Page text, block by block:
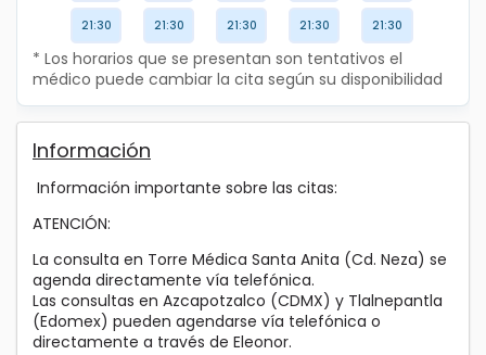
21:30 21:30 21:30 21:30 21:30
* Los horarios que se presentan son tentativos el
médico puede cambiar la cita según su disponibilidad
Información
Información importante sobre las citas:
ATENCIÓN:
La consulta en Torre Médica Santa Anita (Cd. Neza) se
agenda directamente vía telefónica.
Las consultas en Azcapotzalco (CDMX) y Tlalnepantla
(Edomex) pueden agendarse vía telefónica o
directamente a través de Eleonor.